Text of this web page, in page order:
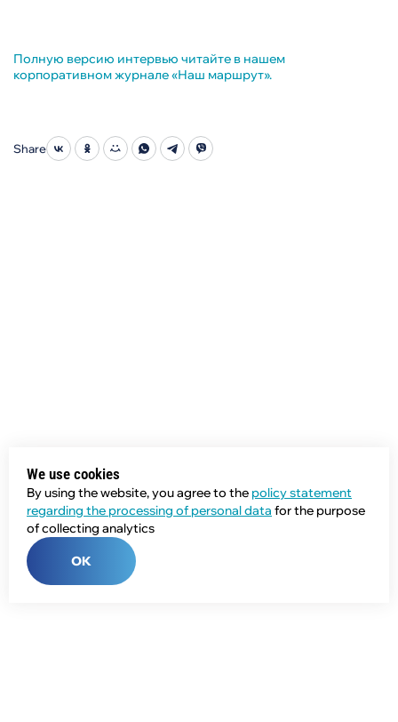
Полную версию интервью читайте в нашем
корпоративном журнале «Наш маршрут».
Share
We use cookies
By using the website, you agree to the policy statement
regarding the processing of personal data for the purpose
of collecting analytics
OK